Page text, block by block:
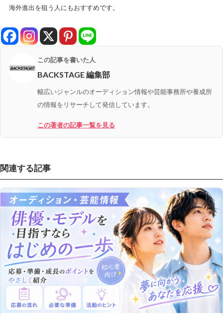
海外進出を狙う人にもおすすめです。
この記事を書いた人
BACKSTAGE 編集部
幅広いジャンルのオーディション情報や芸能事務所や養成所
の情報をリサーチして発信しています。
この著者の記事一覧を見る
関連する記事